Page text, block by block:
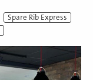
Spare Rib Express